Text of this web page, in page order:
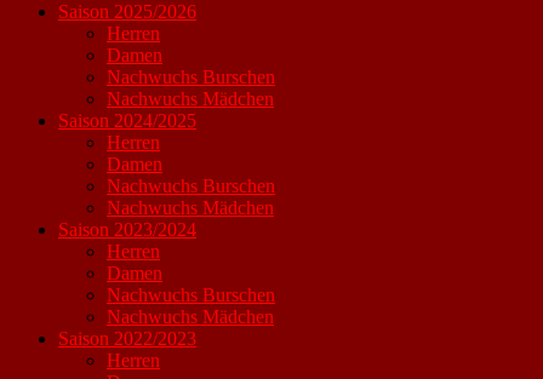
Saison 2025/2026
Herren
Damen
Nachwuchs Burschen
Nachwuchs Mädchen
Saison 2024/2025
Herren
Damen
Nachwuchs Burschen
Nachwuchs Mädchen
Saison 2023/2024
Herren
Damen
Nachwuchs Burschen
Nachwuchs Mädchen
Saison 2022/2023
Herren